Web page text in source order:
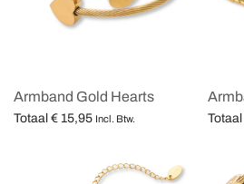
Armband Gold Hearts
Totaal € 15,95 Incl. Btw. Totaal